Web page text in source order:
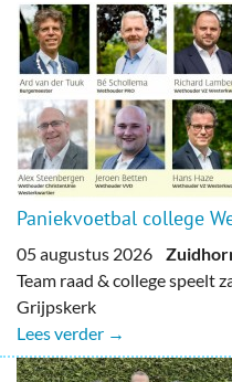
Paniekvoetbal college
05 augustus 2026
Team raad & college speelt
Grijpskerk
Lees verder →